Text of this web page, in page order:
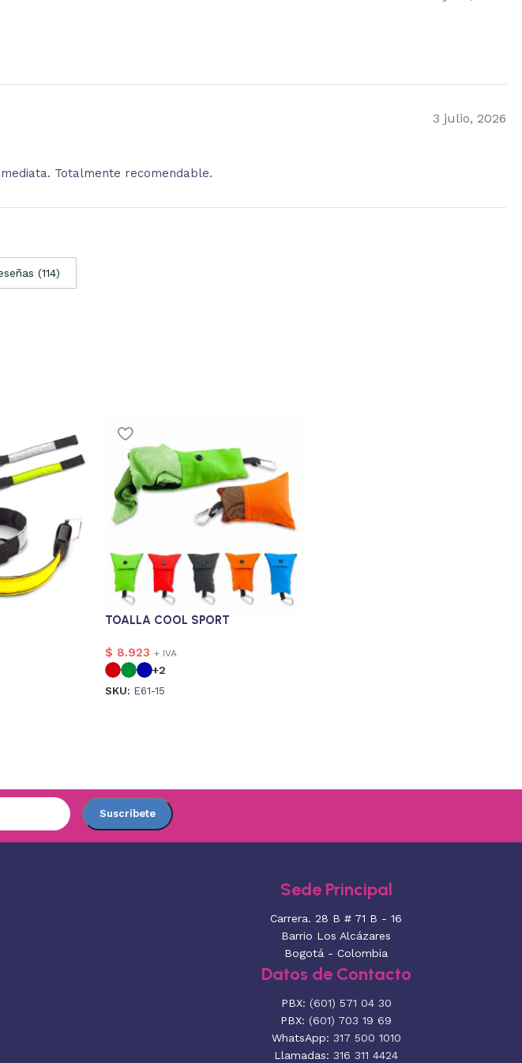
3 julio, 2026
Totalmente recomendable.
(114)
TOALLA COOL SPORT
$ 8.923 + IVA
+2
SKU: E61-15
Sede Principal
Carrera. 28 B # 71 B - 16
Barrio Los Alcázares
Bogotá - Colombia
Datos de Contacto
PBX: (601) 571 04 30
PBX: (601) 703 19 69
WhatsApp: 317 500 1010
Llamadas:316 311 4424